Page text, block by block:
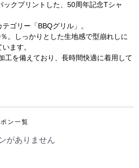
クプリントした、50周年記念Tシャ
ゴリー「BBQグリル」。
。しっかりとした生地感で型崩れしに
ます。
工を備えており、長時間快適に着用して
ン一覧
がありません